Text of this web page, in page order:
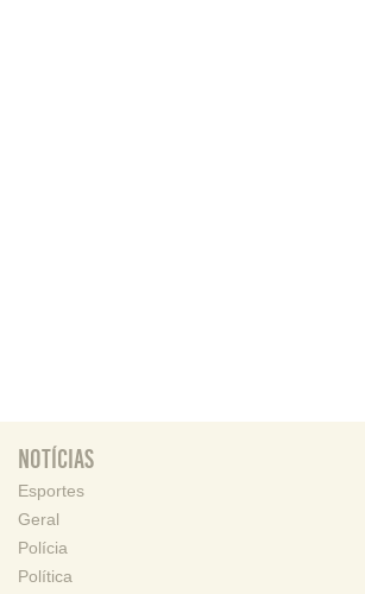
Notícias
Esportes
Geral
Polícia
Política